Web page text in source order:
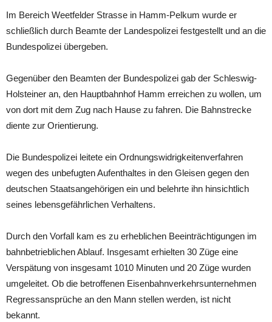
Im Bereich Weetfelder Strasse in Hamm-Pelkum wurde er
schließlich durch Beamte der Landespolizei festgestellt und an die
Bundespolizei übergeben.
Gegenüber den Beamten der Bundespolizei gab der Schleswig-
Holsteiner an, den Hauptbahnhof Hamm erreichen zu wollen, um
von dort mit dem Zug nach Hause zu fahren. Die Bahnstrecke
diente zur Orientierung.
Die Bundespolizei leitete ein Ordnungswidrigkeitenverfahren
wegen des unbefugten Aufenthaltes in den Gleisen gegen den
deutschen Staatsangehörigen ein und belehrte ihn hinsichtlich
seines lebensgefährlichen Verhaltens.
Durch den Vorfall kam es zu erheblichen Beeinträchtigungen im
bahnbetrieblichen Ablauf. Insgesamt erhielten 30 Züge eine
Verspätung von insgesamt 1010 Minuten und 20 Züge wurden
umgeleitet. Ob die betroffenen Eisenbahnverkehrsunternehmen
Regressansprüche an den Mann stellen werden, ist nicht
bekannt.